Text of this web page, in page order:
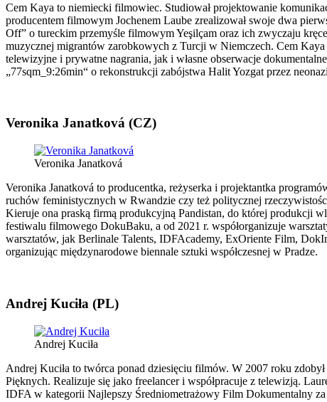
Cem Kaya to niemiecki filmowiec. Studiował projektowanie
producentem filmowym Jochenem Laube zrealizował swoje dwa
Off” o tureckim przemyśle filmowym Yeşilçam oraz ich zwyczaju
muzycznej migrantów zarobkowych z Turcji w Niemczech. Cem
telewizyjne i prywatne nagrania, jak i własne obserwacje
„77sqm_9:26min“ o rekonstrukcji zabójstwa Halit Yozgat przez
Veronika Janatková (CZ)
Veronika Janatková
Veronika Janatková to producentka, reżyserka i projektantka
ruchów feministycznych w Rwandzie czy też politycznej
Kieruje ona praską firmą produkcyjną Pandistan, do której produkcji
festiwalu filmowego DokuBaku, a od 2021 r. współorganizuje
warsztatów, jak Berlinale Talents, IDFAcademy, ExOriente Film,
organizując międzynarodowe biennale sztuki współczesnej w Pradze.
Andrej Kuciła (PL)
Andrej Kuciła
Andrej Kuciła to twórca ponad dziesięciu filmów. W 2007 roku
Pięknych. Realizuje się jako freelancer i współpracuje z telewizją.
IDFA w kategorii Najlepszy Średniometrażowy Film Dokumentalny